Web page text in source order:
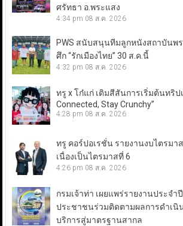
ศรัทธา อ.พระแสง
4:34 pm 08 ส.ค. 2026
PWS สนับสนุนทีมลูกหนังสถาบันพ
ศึก “รักเมืองไทย” 30 ส.ค.นี้
4:32 pm 08 ส.ค. 2026
ทรู x โก๋แก่ เติมสีสันการเริ่มต้นทริป
Connected, Stay Crunchy”
4:28 pm 08 ส.ค. 2026
ทรู คอร์ปอเรชั่น รายงานงบไตรมา
เนื่องเป็นไตรมาสที่ 6
4:26 pm 08 ส.ค. 2026
กรมเจ้าท่า เผยแพร่รายงานประจ
ประชาชนร่วมติดตามผลการดำเนิ
บริการสู่มาตรฐานสากล